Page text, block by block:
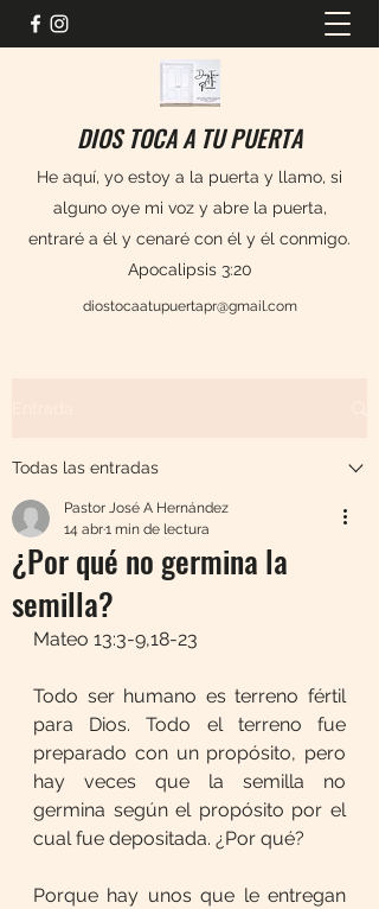
DIOS TOCA A TU PUERTA
He aquí, yo estoy a la puerta y llamo, si
alguno oye mi voz y abre la puerta,
entraré a él y cenaré con él y él conmigo.
Apocalipsis 3:20
diostocaatupuertapr@gmail.com
Todas las entradas
¿Por qué no germina la
semilla?
Pastor José A Hernández
14 abr1 min de lectura
Mateo 13:3-9,18-23
Todo ser humano es terreno fértil
para Dios. Todo el terreno fue
preparado con un propósito, pero
hay veces que la semilla no
germina según el propósito por el
cual fue depositada. ¿Por qué?
Porque hay unos que le entregan